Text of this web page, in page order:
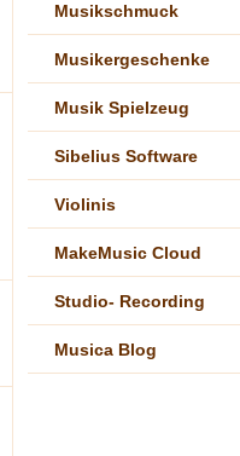
Musikschmuck
Musikergeschenke
Musik Spielzeug
Sibelius Software
Violinis
MakeMusic Cloud
Studio- Recording
Musica Blog